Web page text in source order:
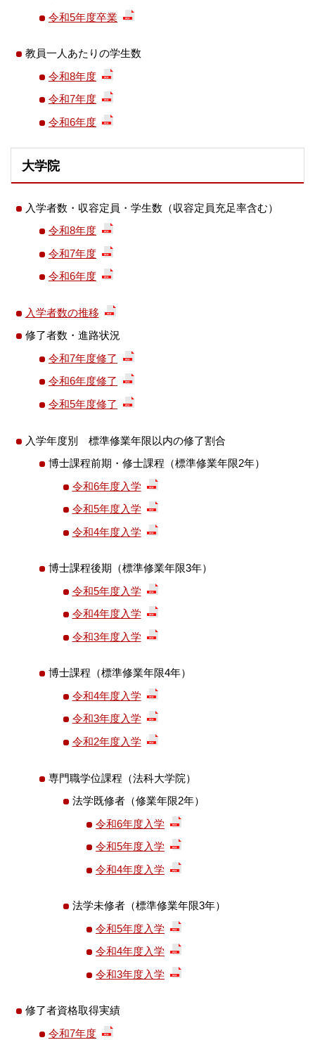
令和5年度卒業
教員一人あたりの学生数
令和8年度
令和7年度
令和6年度
大学院
入学者数・収容定員・学生数（収容定員充足率含む）
令和8年度
令和7年度
令和6年度
入学者数の推移
修了者数・進路状況
令和7年度修了
令和6年度修了
令和5年度修了
入学年度別 標準修業年限以内の修了割合
博士課程前期・修士課程（標準修業年限2年）
令和6年度入学
令和5年度入学
令和4年度入学
博士課程後期（標準修業年限3年）
令和5年度入学
令和4年度入学
令和3年度入学
博士課程（標準修業年限4年）
令和4年度入学
令和3年度入学
令和2年度入学
専門職学位課程（法科大学院）
法学既修者（修業年限2年）
令和6年度入学
令和5年度入学
令和4年度入学
法学未修者（標準修業年限3年）
令和5年度入学
令和4年度入学
令和3年度入学
修了者資格取得実績
令和7年度